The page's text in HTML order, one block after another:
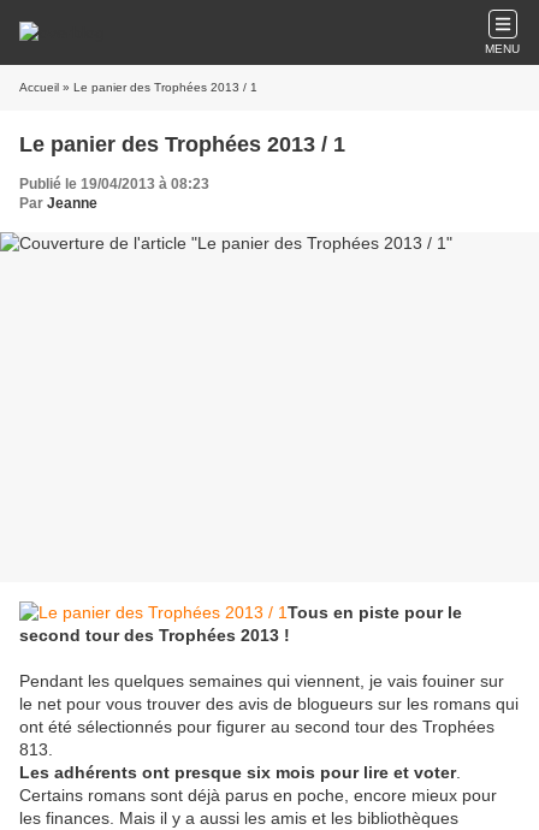
MENU
Accueil » Le panier des Trophées 2013 / 1
Le panier des Trophées 2013 / 1
Publié le 19/04/2013 à 08:23
Par Jeanne
Tous en piste pour le
second tour des Trophées 2013 !
Pendant les quelques semaines qui viennent, je vais fouiner sur
le net pour vous trouver des avis de blogueurs sur les romans qui
ont été sélectionnés pour figurer au second tour des Trophées
813.
Les adhérents ont presque six mois pour lire et voter.
Certains romans sont déjà parus en poche, encore mieux pour
les finances. Mais il y a aussi les amis et les bibliothèques